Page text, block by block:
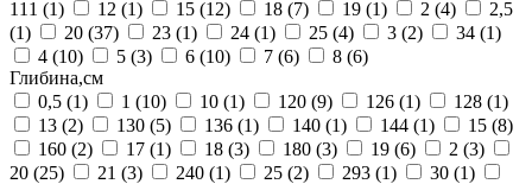
111 (1) 12 (1) 15 (12) 18 (7) 19 (1) 2 (4)
2,5
(1)
20 (37) 23 (1) 24 (1) 25 (4) 3 (2) 34 (1)
4 (10) 5 (3) 6 (10) 7 (6) 8 (6)
Глибина,см
0,5 (1) 1 (10) 10 (1) 120 (9) 126 (1) 128 (1)
13 (2) 130 (5) 136 (1) 140 (1) 144 (1) 15 (8)
160 (2) 17 (1) 18 (3) 180 (3) 19 (6) 2 (3)
20 (25) 21 (3) 240 (1) 25 (2) 293 (1) 30 (1)